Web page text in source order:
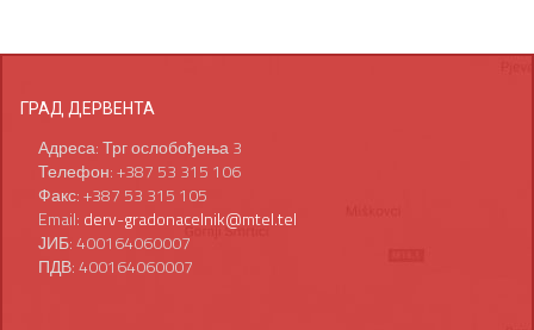
ГРАД ДЕРВЕНТА
Адреса: Трг ослобођења 3
Телефон: +387 53 315 106
Факс: +387 53 315 105
Email: derv-gradonacelnik@mtel.tel
ЈИБ: 400164060007
ПДВ: 400164060007